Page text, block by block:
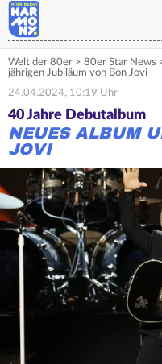
Welt der 80er > 80er Star News
jährigen Jubiläum von Bon Jovi
24.04.2024, 10:19 Uhr
40 Jahre Debutalbum
NEUES ALBUM
JOVI